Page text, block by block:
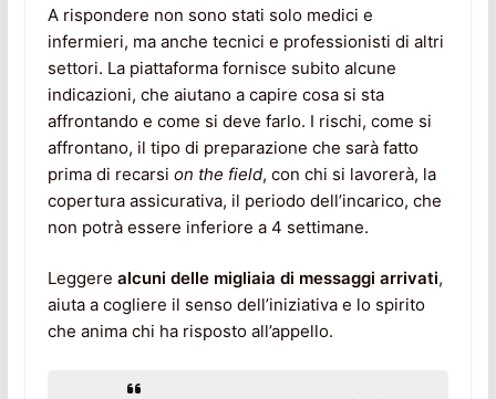
A rispondere non sono stati solo medici e
infermieri, ma anche tecnici e professionisti di altri
settori. La piattaforma fornisce subito alcune
indicazioni, che aiutano a capire cosa si sta
affrontando e come si deve farlo. I rischi, come si
affrontano, il tipo di preparazione che sarà fatto
prima di recarsi on the field, con chi si lavorerà, la
copertura assicurativa, il periodo dell’incarico, che
non potrà essere inferiore a 4 settimane.
Leggere alcuni delle migliaia di messaggi arrivati,
aiuta a cogliere il senso dell’iniziativa e lo spirito
che anima chi ha risposto all’appello.